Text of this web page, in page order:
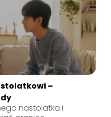
–
nastolatka i